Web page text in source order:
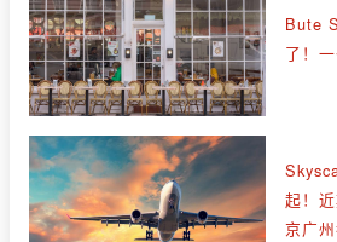
Bute
了！
起！
京广